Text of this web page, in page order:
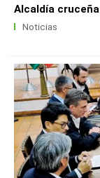
Alcaldía
Noticias